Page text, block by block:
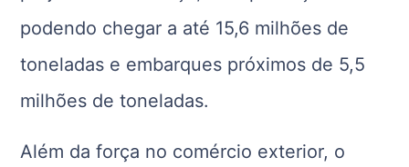
podendo chegar a até 15,6 milhões de
toneladas e embarques próximos de 5,5
milhões de toneladas.
Além da força no comércio exterior, o